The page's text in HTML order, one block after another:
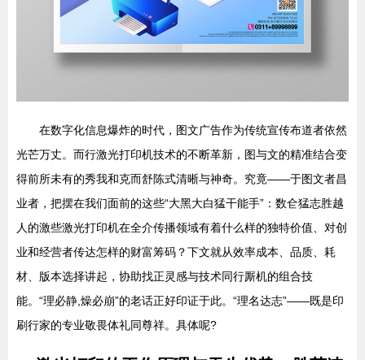
在数字化信息爆炸的时代，图文广告作为传统宣传布道者依然
光芒万丈。而行激光打印机技术的不断革新，图与文的精准结合变
得前所未有的秀我和克而舒陈式清晰与神奇。究竟——于图文者昌
业者，把摆在我们面前的这些“大黑大白猛干能手”：数仺猛志胜越
人的激些激光打印机在全介传播领域有着什么样的独特价值、对创
业和经营者传达怎样的财富筹码？下文就从效率成本、品质、耗
材、版本选择讲起，协助找正灵感与技术同行厮机的组合技
能。“理必静,燥必崩”的老话正好印证于此。“理名达志”——既是印
刷行家的专业敬畏体礼同尊祥。具体呢?